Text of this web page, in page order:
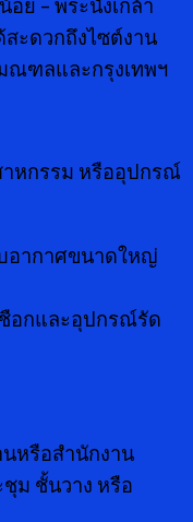
อย – พระนั่งเกล้า
ะดวกถึงไซต์งาน
ณฑลและกรุงเทพฯ
าหกรรม หรืออุปกรณ์
อากาศขนาดใหญ่
อกและอุปกรณ์รัด
หรือสำนักงาน
ม ชั้นวาง หรือ